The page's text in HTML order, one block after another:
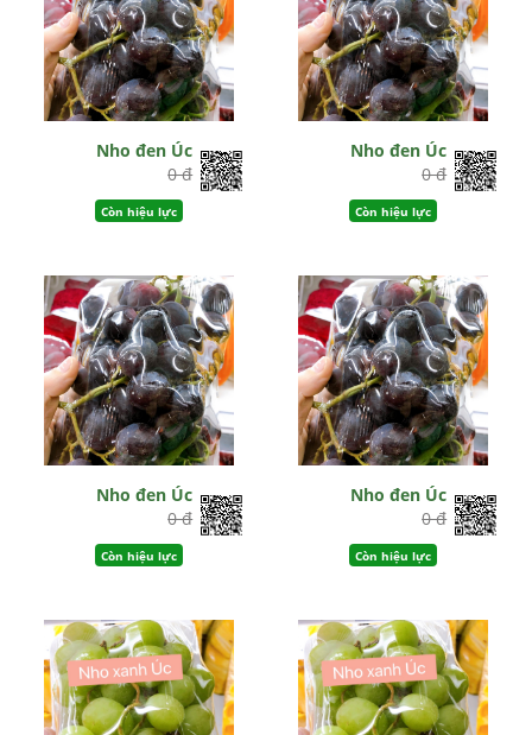
Nho đen Úc
0 đ
Còn hiệu lực
Nho đen Úc
0 đ
Còn hiệu lực
Nho đen Úc
0 đ
Còn hiệu lực
Nho đen Úc
0 đ
Còn hiệu lực